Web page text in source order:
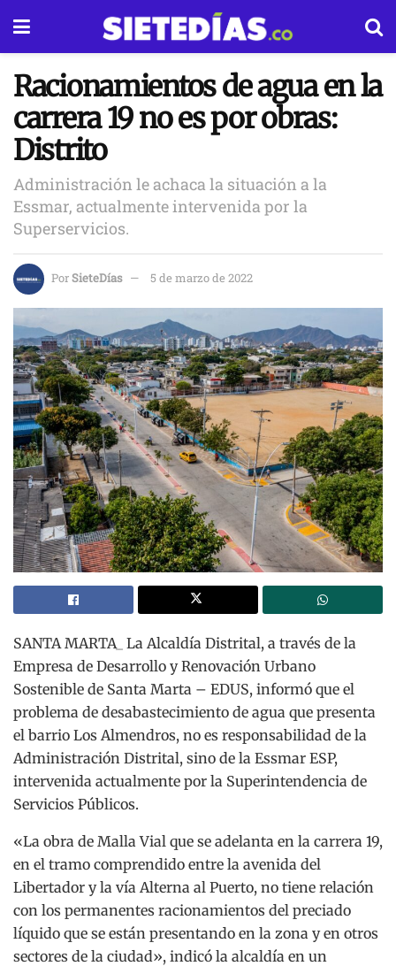
Racionamientos de agua en la
carrera 19 no es por obras:
Distrito
Administración le achaca la situación a la
Essmar, actualmente intervenida por la
Superservicios.
PorSieteDías 5 de marzo de 2022
SANTA MARTA_ La Alcaldía Distrital, a través de la
Empresa de Desarrollo y Renovación Urbano
Sostenible de Santa Marta – EDUS, informó que el
problema de desabastecimiento de agua que presenta
el barrio Los Almendros, no es responsabilidad de la
Administración Distrital, sino de la Essmar ESP,
intervenida actualmente por la Superintendencia de
Servicios Públicos.
«La obra de Malla Vial que se adelanta en la carrera 19,
en el tramo comprendido entre la avenida del
Libertador y la vía Alterna al Puerto, no tiene relación
con los permanentes racionamientos del preciado
líquido que se están presentando en la zona y en otros
sectores de la ciudad», indicó la alcaldía en un